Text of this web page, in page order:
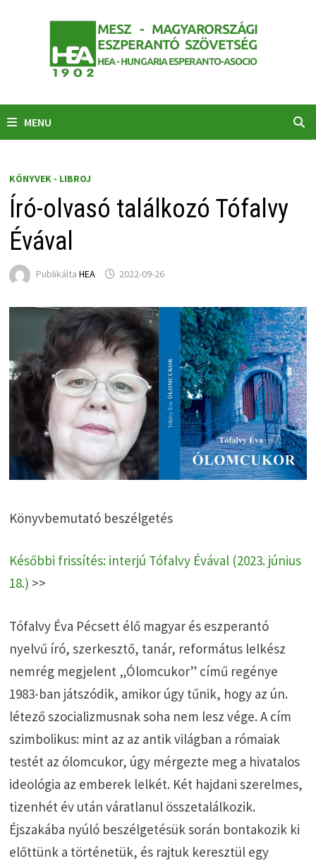
MENU
KÖNYVEK - LIBROJ
Író-olvasó találkozó Tófalvy
Évával
Publikálta HEA 2022-09-26
Könyvbemutató beszélgetés
Későbbi frissítés: interjú Tófalvy Évával (2023. június
18.) >>
Tófalvy Éva Pécsett élő magyar és eszperantó
nyelvű író, szerkesztő, tanár, református lelkész
nemrég megjelent „Ólomcukor” című regénye
1983-ban játszódik, amikor úgy tűnik, hogy az ún.
létező szocializmusnak soha nem lesz vége. A cím
szimbolikus: mint az az antik világban a rómaiak
testét az ólomcukor, úgy mérgezte meg a hivatalos
ideológia az emberek lelkét. Két hajdani szerelmes,
tizenhét év után váratlanul összetalálkozik.
Éjszakába nyúló beszélgetésük során bontakozik ki
előttünk a történetük, és rajtuk keresztül egy